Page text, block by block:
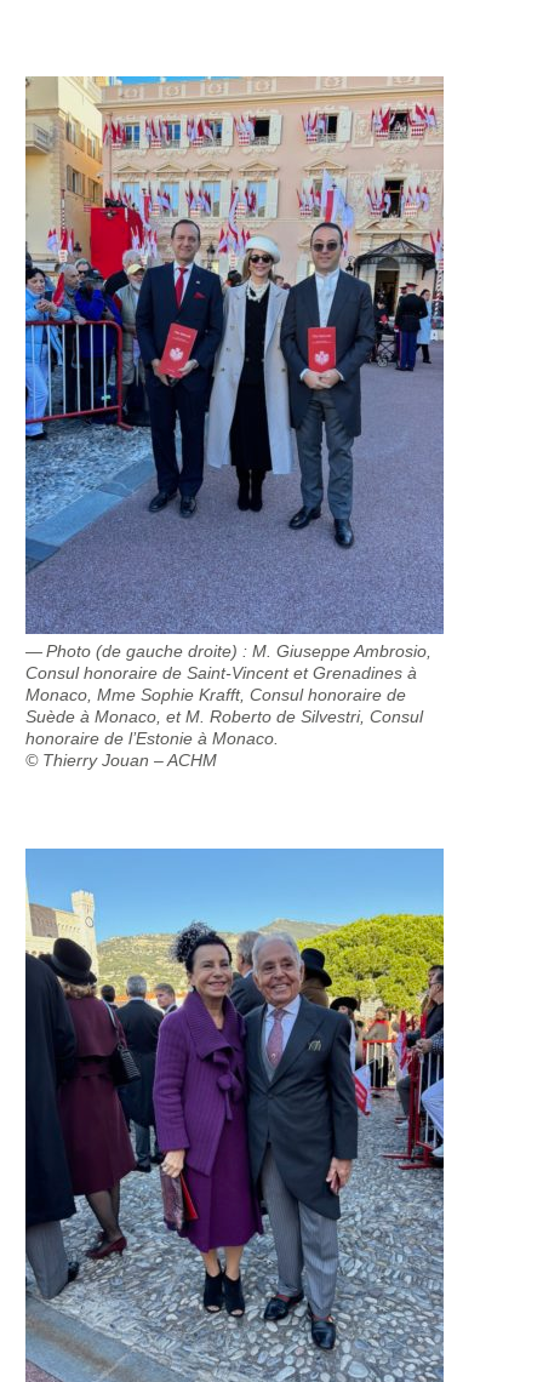
Photo (de gauche droite) : M. Giuseppe Ambrosio,
Consul honoraire de Saint-Vincent et Grenadines à
Monaco, Mme Sophie Krafft, Consul honoraire de
Suède à Monaco, et M. Roberto de Silvestri, Consul
honoraire de l’Estonie à Monaco.
© Thierry Jouan – ACHM